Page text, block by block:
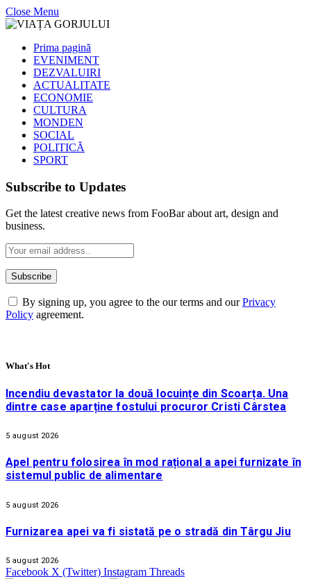
Close Menu
Prima pagină
EVENIMENT
DEZVALUIRI
ACTUALITATE
ECONOMIE
CULTURA
MONDEN
SOCIAL
POLITICĂ
SPORT
Subscribe to Updates
Get the latest creative news from FooBar about art, design and
business.
By signing up, you agree to the our terms and ourPrivacy
Policy agreement.
What's Hot
Incendiu devastator la două locuințe din Scoarța. Una
dintre case aparține fostului procuror Cristi Cârstea
5 august 2026
Apel pentru folosirea în mod rațional a apei furnizate în
sistemul public de alimentare
5 august 2026
Furnizarea apei va fi sistată pe o stradă din Târgu Jiu
5 august 2026
Facebook X (Twitter) Instagram Threads